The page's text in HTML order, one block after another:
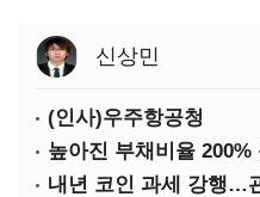
신상민
(인사)우주항공청